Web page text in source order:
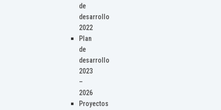
de
desarrollo
2022
Plan
de
desarrollo
2023
–
2026
Proyectos